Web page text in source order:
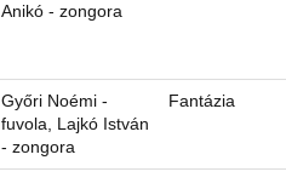
Anikó - zongora
Győri Noémi -
fuvola, Lajkó István
- zongora
Fantázia